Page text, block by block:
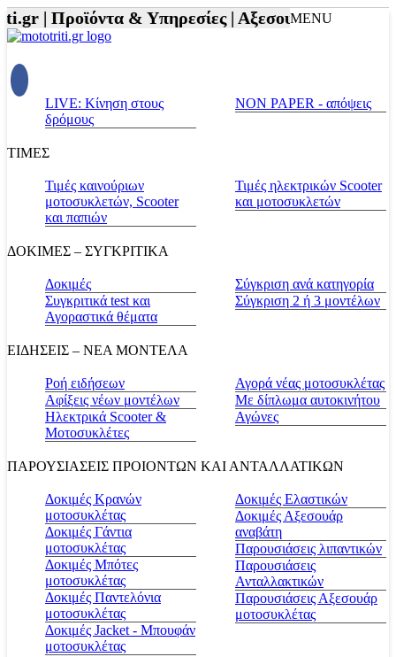
|Προϊόντα & Υπηρεσίες |Αξεσουάρ Αναβάτη
MENU
LIVE: Κίνηση στους
δρόμους
NON PAPER - απόψεις
ΤΙΜΕΣ
Τιμές καινούριων
μοτοσυκλετών, Scooter
και παπιών
Τιμές ηλεκτρικών Scooter
και μοτοσυκλετών
ΔΟΚΙΜΕΣ – ΣΥΓΚΡΙΤΙΚΑ
Δοκιμές
Συγκριτικά test και
Αγοραστικά θέματα
Σύγκριση ανά κατηγορία
Σύγκριση 2 ή 3 μοντέλων
ΕΙΔΗΣΕΙΣ – ΝΕΑ ΜΟΝΤΕΛΑ
Ροή ειδήσεων
Αφίξεις νέων μοντέλων
Ηλεκτρικά Scooter &
Μοτοσυκλέτες
Αγορά νέας μοτοσυκλέτας
Με δίπλωμα αυτοκινήτου
Αγώνες
ΠΑΡΟΥΣΙΑΣΕΙΣ ΠΡΟΙΟΝΤΩΝ ΚΑΙ ΑΝΤΑΛΛΑΤΙΚΩΝ
Δοκιμές Κρανών
μοτοσυκλέτας
Δοκιμές Γάντια
μοτοσυκλέτας
Δοκιμές Μπότες
μοτοσυκλέτας
Δοκιμές Παντελόνια
μοτοσυκλέτας
Δοκιμές Jacket - Μπουφάν
μοτοσυκλέτας
Δοκιμές Ελαστικών
Δοκιμές Αξεσουάρ
αναβάτη
Παρουσιάσεις λιπαντικών
Παρουσιάσεις
Ανταλλακτικών
Παρουσιάσεις Αξεσουάρ
μοτοσυκλέτας